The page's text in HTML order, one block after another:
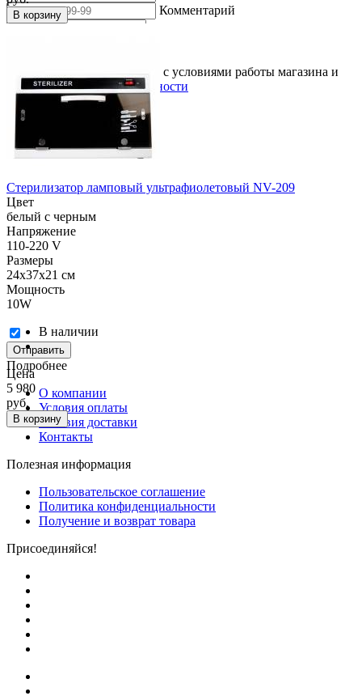
В корзину
Стерилизатор ламповый ультрафиолетовый NV-209
Цвет
белый с черным
Напряжение
110-220 V
Размеры
24х37х21 см
Мощность
10W
В наличии
Цена
5 980
руб.
В корзину
Комментарий
Подтверждаю, что согласен с условиями работы магазина и
политикой конфиденциальности
Отправить
Подробнее
О компании
Условия оплаты
Условия доставки
Контакты
Полезная информация
Пользовательское соглашение
Политика конфиденциальности
Получение и возврат товара
Присоединяйся!